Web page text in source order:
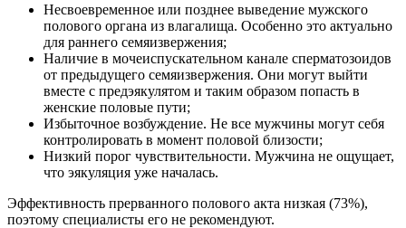
Несвоевременное или позднее выведение мужского
полового органа из влагалища. Особенно это актуально
для раннего семяизвержения;
Наличие в мочеиспускательном канале сперматозоидов
от предыдущего семяизвержения. Они могут выйти
вместе с предэякулятом и таким образом попасть в
женские половые пути;
Избыточное возбуждение. Не все мужчины могут себя
контролировать в момент половой близости;
Низкий порог чувствительности. Мужчина не ощущает,
что эякуляция уже началась.
Эффективность прерванного полового акта низкая (73%),
поэтому специалисты его не рекомендуют.